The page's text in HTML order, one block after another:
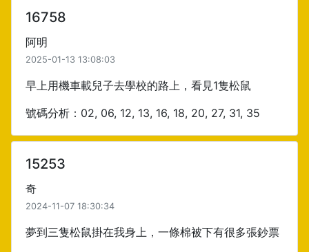
16758
阿明
2025-01-13 13:08:03
早上用機車載兒子去學校的路上，看見1隻松鼠
號碼分析：02, 06, 12, 13, 16, 18, 20, 27, 31, 35
15253
奇
2024-11-07 18:30:34
夢到三隻松鼠掛在我身上，一條棉被下有很多張鈔票